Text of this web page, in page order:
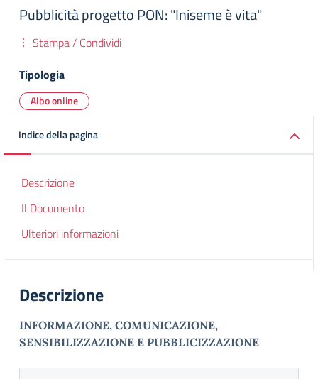
Pubblicità progetto PON: "Iniseme è vita"
Stampa / Condividi
Tipologia
Albo online
Indice della pagina
Descrizione
Il Documento
Ulteriori informazioni
Descrizione
INFORMAZIONE, COMUNICAZIONE,
SENSIBILIZZAZIONE E PUBBLICIZZAZIONE